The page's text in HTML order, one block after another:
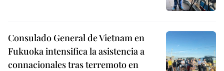
Consulado General de Vietnam en
Fukuoka intensifica la asistencia a
connacionales tras terremoto en